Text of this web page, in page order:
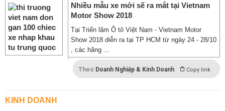
Nhiều mẫu xe mới sẽ ra mắt tại Vietnam
Motor Show 2018
Tại Triển lãm Ô tô Việt Nam - Vietnam Motor
Show 2018 diễn ra tại TP HCM từ ngày 24 - 28/10
, các hãng ...
Theo Doanh Nghiệp & Kinh Doanh Copy link
KINH DOANH